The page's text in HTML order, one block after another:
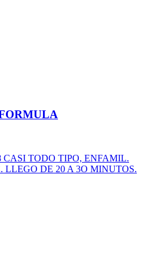
CASI TODO TIPO, ENFAMIL.
DE 20 A 3O MINUTOS.